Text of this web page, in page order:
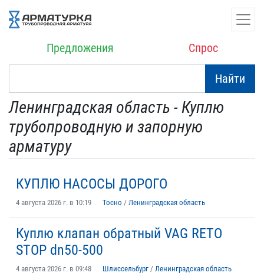
Предложения Спрос
Найти
Ленинградская область - Куплю
трубопроводную и запорную
арматуру
КУПЛЮ НАСОСЫ ДОРОГО
4 августа 2026 г. в 10:19 Тосно / Ленинградская область
Куплю клапан обратный VAG RETO
STOP dn50-500
4 августа 2026 г. в 09:48 Шлиссельбург / Ленинградская область